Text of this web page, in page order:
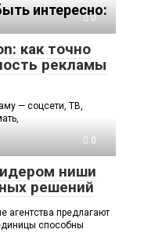
интересно:
0
как точно
рекламы
— соцсети, ТВ,
0
ниши
решений
агентства предлагают
способны